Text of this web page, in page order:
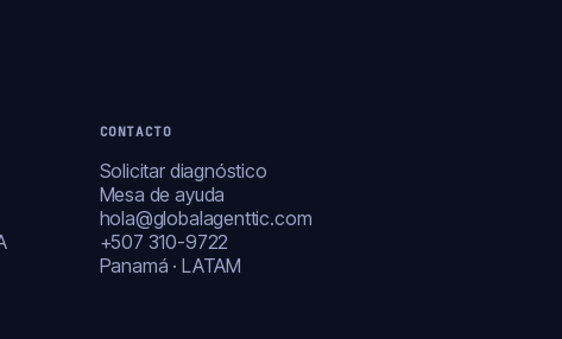
CONTACTO
Solicitar diagnóstico
Mesa de ayuda
hola@globalagenttic.com
+507 310-9722
Panamá · LATAM